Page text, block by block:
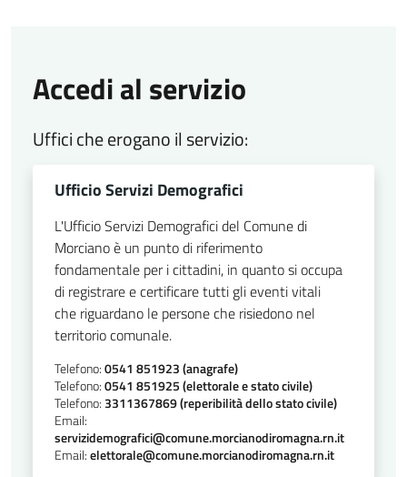
Accedi al servizio
Uffici che erogano il servizio:
Ufficio Servizi Demografici
L'Ufficio Servizi Demografici del Comune di
Morciano è un punto di riferimento
fondamentale per i cittadini, in quanto si occupa
di registrare e certificare tutti gli eventi vitali
che riguardano le persone che risiedono nel
territorio comunale.
Telefono:0541 851923 (anagrafe)
Telefono:0541 851925 (elettorale e stato civile)
Telefono:3311367869 (reperibilità dello stato civile)
Email:
servizidemografici@comune.morcianodiromagna.rn.it
Email:elettorale@comune.morcianodiromagna.rn.it